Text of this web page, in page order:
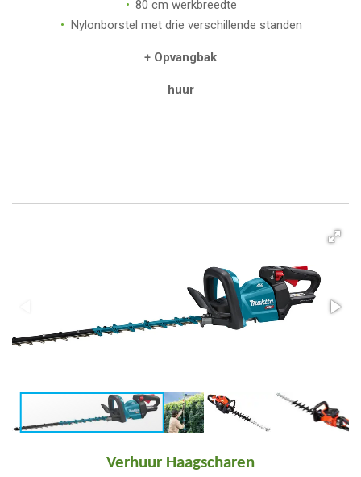
80 cm werkbreedte
Nylonborstel met drie verschillende standen
+ Opvangbak
huur
Verhuur Haagscharen